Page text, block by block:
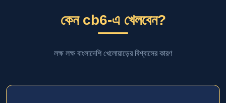
কেন cb6-এ খেলবেন?
লক্ষ লক্ষ বাংলাদেশি খেলোয়াড়ের বিশ্বাসের কারণ